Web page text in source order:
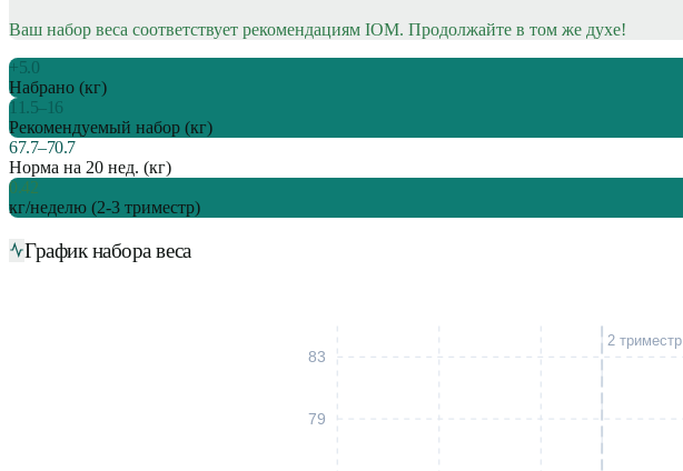
Ваш набор веса соответствует рекомендациям IOM. Продолжайте в том же духе!
+5.0
Набрано (кг)
11.5–16
Рекомендуемый набор (кг)
67.7–70.7
Норма на 20 нед. (кг)
0.42
кг/неделю (2-3 триместр)
График набора веса
79
83
2 триместр